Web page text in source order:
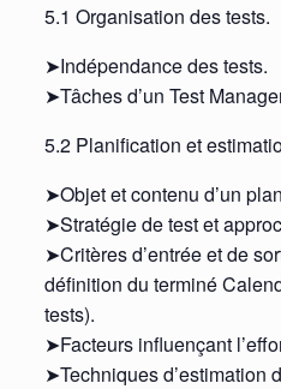
5.1 Organisation des tests.
➤Indépendance des tests.
➤Tâches d’un Test
5.2 Planification et
➤Objet et contenu d’un
➤Stratégie de test et
➤Critères d’entrée et de
définition du terminé
tests).
➤Facteurs influençant
➤Techniques d’estimation